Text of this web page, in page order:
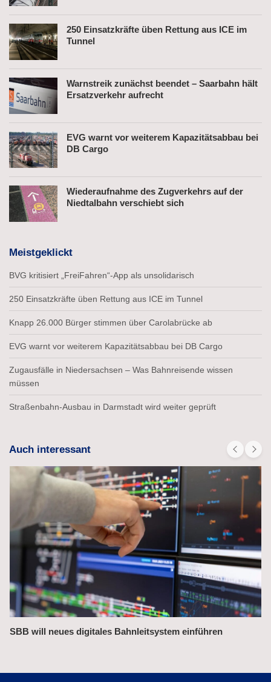
250 Einsatzkräfte üben Rettung aus ICE im
Tunnel
Warnstreik zunächst beendet – Saarbahn hält
Ersatzverkehr aufrecht
EVG warnt vor weiterem Kapazitätsabbau bei
DB Cargo
Wiederaufnahme des Zugverkehrs auf der
Niedtalbahn verschiebt sich
Meistgeklickt
BVG kritisiert „FreiFahren“-App als unsolidarisch
250 Einsatzkräfte üben Rettung aus ICE im Tunnel
Knapp 26.000 Bürger stimmen über Carolabrücke ab
EVG warnt vor weiterem Kapazitätsabbau bei DB Cargo
Zugausfälle in Niedersachsen – Was Bahnreisende wissen
müssen
Straßenbahn-Ausbau in Darmstadt wird weiter geprüft
Auch interessant
Bahnchefin rügt Leistungsmängel im Management